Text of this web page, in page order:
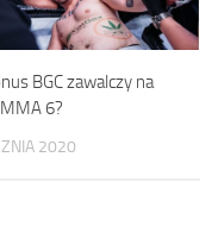
BGC zawalczy na
6?
2020